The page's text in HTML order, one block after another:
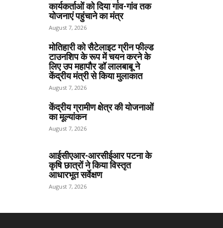
कार्यकर्ताओं को दिया गांव-गांव तक
योजनाएं पहुंचाने का मंत्र
August 7, 2026
मोतिहारी को सैटेलाइट ग्रीन फील्ड
टाउनशिप के रूप में चयन करने के
लिए उप महापौर डॉ लालबाबू ने
केंद्रीय मंत्री से किया मुलाकात
August 7, 2026
केंद्रीय ग्रामीण क्षेत्र की योजनाओं
का मूल्यांकन
August 7, 2026
आईसीएआर-आरसीईआर पटना के
कृषि छात्रों ने किया विस्तृत
आधारभूत सर्वेक्षण
August 7, 2026